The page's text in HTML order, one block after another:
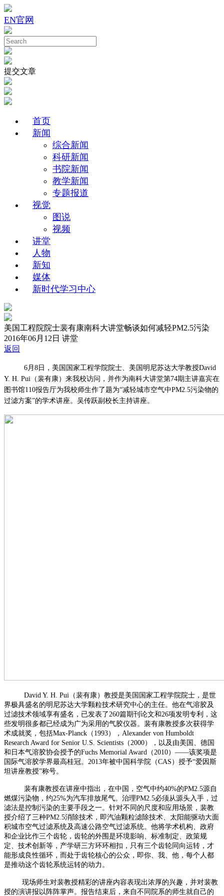
EN官网
提交文章
首页
新闻
综合新闻
科研新闻
书院新闻
教学新闻
专题报道
视觉
图说
视频
讲堂
人物
新知
媒体
新时代学习中心
美国工程院院士裴有康南科大讲堂畅谈如何减轻PM2.5污染
2016年06月12日 讲堂
返回
6月8日，美国国家工程学院院士、美国明尼苏达大学教授David
Y. H. Pui（裴有康）来我校访问，并作为南科大讲堂第74期主讲嘉宾在
图书馆110报告厅为我校师生作了题为“减轻城市空气中PM2.5污染物的
过滤方案”的学术讲座。吴传跃副校长主持讲座。
David Y. H. Pui（裴有康）教授是美国国家工程学院院士，是世
界极具盛名的明尼苏达大学颗粒技术研究中心的主任。他在气溶胶及
过滤技术领域享有盛名，已发表了260篇期刊论文和26项发明专利，这
些发明很多都已经成为广为采用的气胶仪器。裴有康教授多次获得学
术成就奖，包括Max-Planck（1993），Alexander von Humboldt
Research Award for Senior U.S. Scientists（2000），以及由美国、德国
和日本气溶胶协会授予的Fuchs Memorial Award（2010）——该奖项是
国际气溶胶学界最高桂冠。2013年被中国科学院（CAS）授予“爱因斯
坦讲座教授”称号。
裴有康教授在讲座中指出，在中国，空气中约40%的PM2.5源自
燃煤污染物，约25%为汽车排放尾气。治理PM2.5必须从源头入手，过
滤法是控制污染的主要手段之一。针对不同的尺度和应用场景，裴教
授介绍了三种PM2.5消除技术，即汽油颗粒滤除技术、太阳能驱动大面
积城市空气过滤系统及高速公路空气过滤系统。他将学术机构、政府
和企业比作三个齿轮，齿轮的外围是环境影响、标准制定、政策规
定、技术创新等，产学研三方环环相扣，只有三个齿轮同向运转，才
能形成良性循环，而处于齿轮核心的公众，即你、我、他，每个人都
是推动这个齿轮系统运转的动力。
现场师生对裴教授精彩的讲座内容表现出浓厚的兴趣，并对裴教
授的演讲报以阵阵掌声。报告结束后，来自不同院系的师生就自己的